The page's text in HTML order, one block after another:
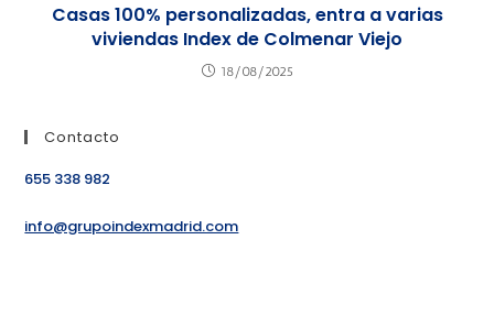
Casas 100% personalizadas, entra a varias
viviendas Index de Colmenar Viejo
18/08/2025
Contacto
655 338 982
info@grupoindexmadrid.com